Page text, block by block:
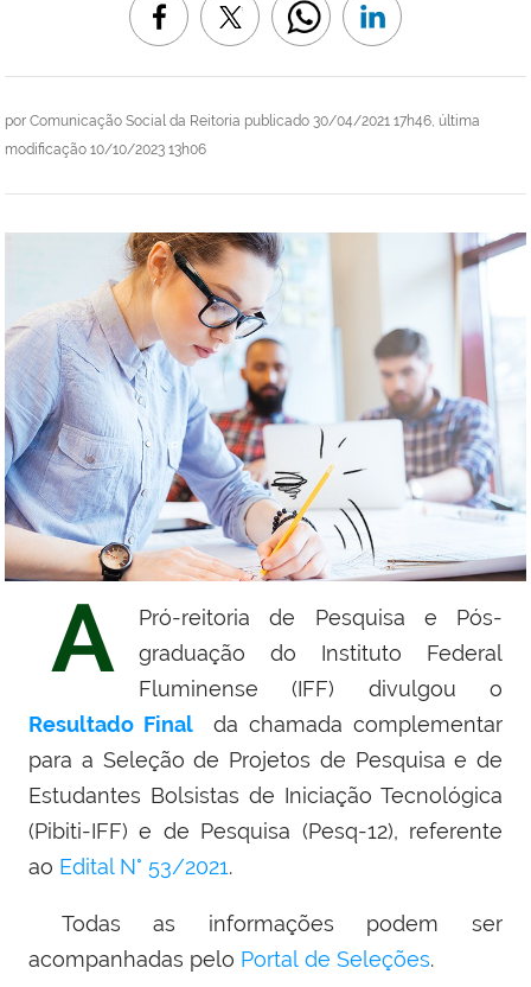
por Comunicação Social da Reitoria publicado 30/04/2021 17h46, última
modificação 10/10/2023 13h06
A
Pró-reitoria de Pesquisa e Pós-
graduação do Instituto Federal
Fluminense (IFF) divulgou o
Resultado Finalda chamada complementar
para a Seleção de Projetos de Pesquisa e de
Estudantes Bolsistas de Iniciação Tecnológica
(Pibiti-IFF) e de Pesquisa (Pesq-12), referente
ao Edital N° 53/2021.
Todas as informações podem ser
acompanhadas pelo Portal de Seleções.